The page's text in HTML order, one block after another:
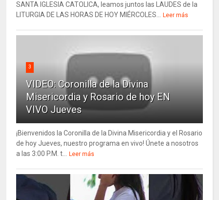
SANTA IGLESIA CATOLICA, leamos juntos las LAUDES de la
LITURGIA DE LAS HORAS DE HOY MIÉRCOLES... Leer más
3
VIDEO: Coronilla de la Divina
Misericordia y Rosario de hoy EN
VIVO Jueves
¡Bienvenidos la Coronilla de la Divina Misericordia y el Rosario
de hoy Jueves, nuestro programa en vivo! Únete a nosotros
a las 3:00 P.M. t... Leer más